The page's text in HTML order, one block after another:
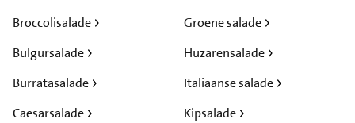
Broccolisalade
Bulgursalade
Burratasalade
Caesarsalade
Groene salade
Huzarensalade
Italiaanse salade
Kipsalade